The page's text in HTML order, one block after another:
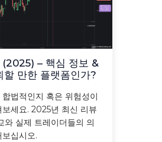
– 핵심 정보 &
할 만한 플랫폼인가?
법적인지 혹은 위험성이
보세요. 2025년 최신 리뷰
와 실제 트레이더들의 의
십시오.